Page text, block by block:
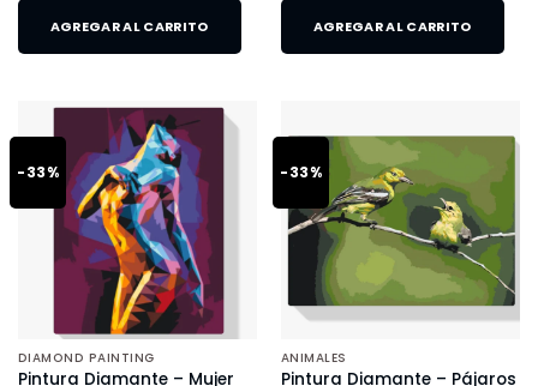
AGREGAR AL CARRITO AGREGAR AL CARRITO
-33%
DIAMOND PAINTING
Pintura Diamante – Mujer
-33%
ANIMALES
Pintura Diamante – Pájaros